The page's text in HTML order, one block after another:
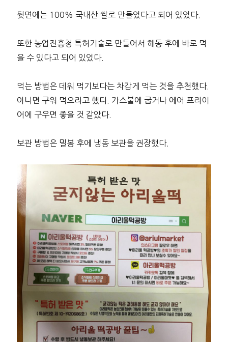
뒷면에는 100% 국내산 쌀로 만들었다고 되어 있었다.
또한 농업진흥청 특허기술로 만들어서 해동 후에 바로 먹
을 수 있다고 되어 있었다.
먹는 방법은 데워 먹기보다는 차갑게 먹는 것을 추천했다.
아니면 구워 먹으라고 했다. 가스불에 굽거나 에어 프라이
어에 구우면 좋을 것 같았다.
보관 방법은 밀봉 후에 냉동 보관을 권장했다.